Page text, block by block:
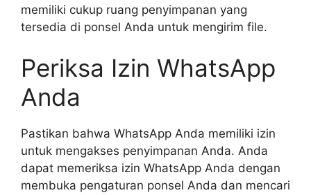
memiliki cukup ruang penyimpanan yang
tersedia di ponsel Anda untuk mengirim file.
Periksa Izin WhatsApp
Anda
Pastikan bahwa WhatsApp Anda memiliki izin
untuk mengakses penyimpanan Anda. Anda
dapat memeriksa izin WhatsApp Anda dengan
membuka pengaturan ponsel Anda dan mencari